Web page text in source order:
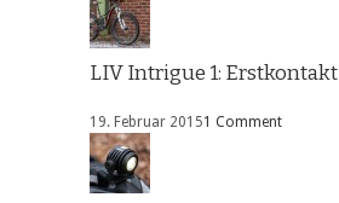
LIV Intrigue 1: Erstkontakt
19. Februar 20151 Comment